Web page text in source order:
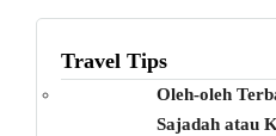
Travel Tips
Oleh-oleh
Sajadah atau